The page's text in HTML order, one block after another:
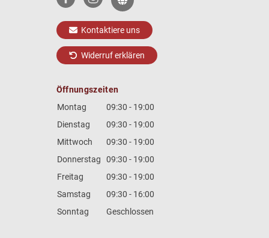
Kontaktiere uns
Widerruf erklären
Öffnungszeiten
Montag
09:30 - 19:00
Dienstag
09:30 - 19:00
Mittwoch
09:30 - 19:00
Donnerstag
09:30 - 19:00
Freitag
09:30 - 19:00
Samstag
09:30 - 16:00
Sonntag
Geschlossen